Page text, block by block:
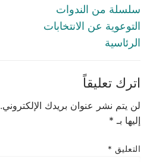
سلسلة من الندوات
التوعوية عن الانتخابات
الرئاسية
اترك تعليقاً
لن يتم نشر عنوان بريدك الإلكتروني.
إليها بـ *
التعليق *